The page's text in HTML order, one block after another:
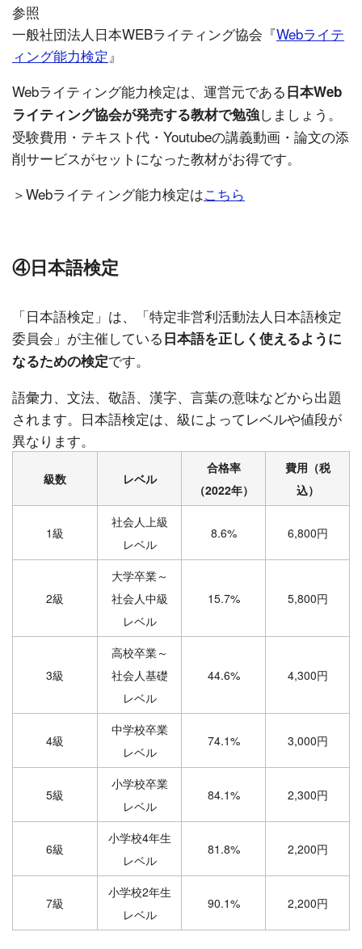
参照
一般社団法人日本WEBライティング協会『Webライテ
ィング能力検定 』
Webライティング能力検定は、運営元である日本Web
ライティング協会が発売する教材で勉強しましょう。
受験費用・テキスト代・Youtubeの講義動画・論文の添
削サービスがセットになった教材がお得です。
＞Webライティング能力検定はこちら
④日本語検定
「日本語検定」は、「特定非営利活動法人日本語検定
委員会」が主催している日本語を正しく使えるように
なるための検定です。
語彙力、文法、敬語、漢字、言葉の意味などから出題
されます。日本語検定は、級によってレベルや値段が
異なります。
級数 レベル
合格率
（2022年）
費用（税
込）
1級
社会人上級
レベル
8.6% 6,800円
2級
大学卒業～
社会人中級
レベル
15.7% 5,800円
3級
高校卒業～
社会人基礎
レベル
44.6% 4,300円
4級
中学校卒業
レベル
74.1% 3,000円
5級
小学校卒業
レベル
84.1% 2,300円
6級
小学校4年生
レベル
81.8% 2,200円
7級
小学校2年生
レベル
90.1% 2,200円